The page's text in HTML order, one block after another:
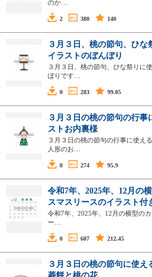
のか…
2 380 140
３月３日、桃の節句、ひな
イラストのぼんぼり
３月３日、桃の節句、ひな祭りに
ぼりです…
0 283 99.05
３月３日の桃の節句の行
ストお内裏様
３月３日の桃の節句の行事に使え
人形のお…
0 274 95.9
令和7年、2025年、12月の
スマスリースのイラスト付
令和7年、2025年、12月の横型の
ー…
0 607 212.45
３月３日の桃の節句に使え